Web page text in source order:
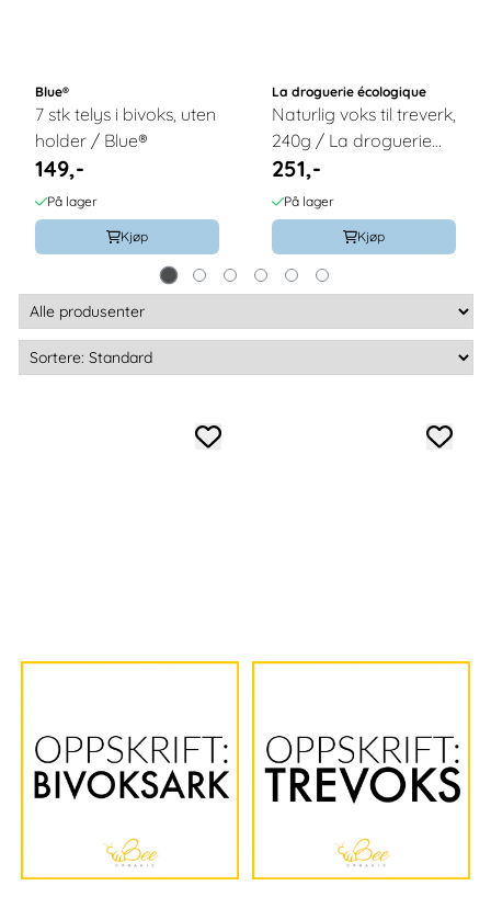
Blue®
7 stk telys i bivoks, uten
holder / Blue®
149,-
På lager
Kjøp
La droguerie écologique
Naturlig voks til treverk,
240g / La droguerie
écologique®
251,-
På lager
Kjøp